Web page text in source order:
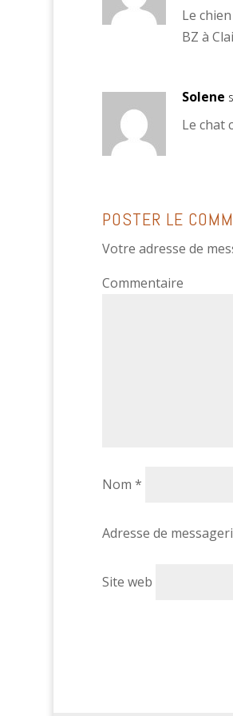
Le chien
BZ à
Solene
Le chat
POSTER LE
Votre adresse de
Commentaire
Nom *
Adresse de
Site web